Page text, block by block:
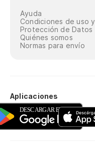
Ayuda
Condiciones de uso
Protección de Datos
Quiénes somos
Normas para envío
Aplicaciones